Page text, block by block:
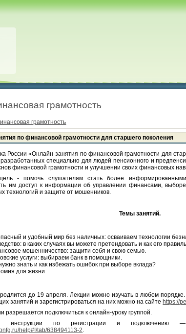
грамотность
грамотность
по финансовой грамотности для старшего поколения
России «Онлайн-занятия по финансовой грамотности для
специально для людей пенсионного и
финансовой грамотности и улучшении своих финансовых
- помочь слушателям стать более
им доступ к информации об управлении финансами,
технологий и защите от мошенников.
Темы занятий.
и удобный мир без наличных: осваиваем технологии
в каких случаях вы можете претендовать и как его
мошенничество: защити себя и свою семью.
услуги: выбираем банк в помощники.
знать и как избежать ошибок при выборе вклада?
для жизни
до 19 апреля. Лекции можно изучать в любом
занятий и зарегистрироваться на них можно на сайте https://
разрешается подключиться к онлайн-уроку группой.
инструкции по регистрации и
help#!/tab/638494113-2.